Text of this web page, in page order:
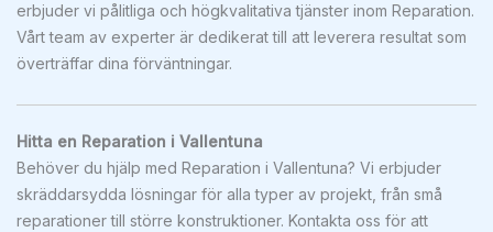
erbjuder vi pålitliga och högkvalitativa tjänster inom Reparation.
Vårt team av experter är dedikerat till att leverera resultat som
överträffar dina förväntningar.
Hitta en Reparation i Vallentuna
Behöver du hjälp med Reparation i Vallentuna? Vi erbjuder
skräddarsydda lösningar för alla typer av projekt, från små
reparationer till större konstruktioner. Kontakta oss för att